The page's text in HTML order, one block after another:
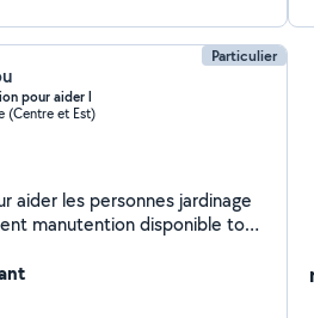
Particulier
pour aider l
(Centre et Est)
aider les personnes jardinage
manutention disponible tous